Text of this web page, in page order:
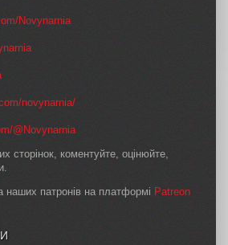
Novynarnia
novynarnia/
@Novynarnia
сторінок, коментуйте, оцінюйте,
патронів на платформі Patreon